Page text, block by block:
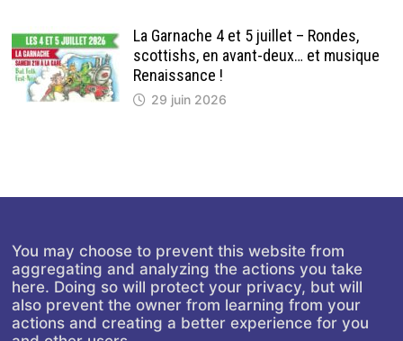
La Garnache 4 et 5 juillet – Rondes,
scottishs, en avant-deux… et musique
Renaissance !
29 juin 2026
You may choose to prevent this website from
aggregating and analyzing the actions you take
here. Doing so will protect your privacy, but will
also prevent the owner from learning from your
actions and creating a better experience for you